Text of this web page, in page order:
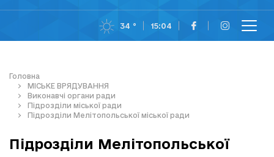
34 ° 15:04
Головна
МІСЬКЕ ВРЯДУВАННЯ
Виконавчі органи ради
Підрозділи міської ради
Підрозділи Мелітопольської міської ради
Підрозділи Мелітопольської